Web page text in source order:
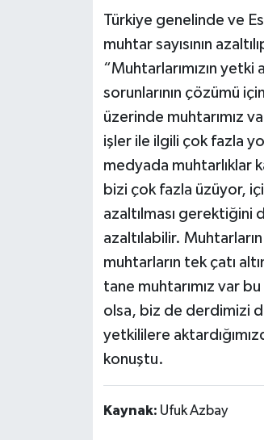
Türkiye genelinde ve
muhtar sayısının
“Muhtarlarımızın yetki
sorunlarının çözümü
üzerinde muhtarımız
işler ile ilgili çok fazla
medyada muhtarlıklar
bizi çok fazla üzüyor,
azaltılması gerektiğini
azaltılabilir.
muhtarların tek çatı
tane muhtarımız var
olsa, biz de derdimizi
yetkililere
konuştu.
Kaynak: Ufuk Azbay